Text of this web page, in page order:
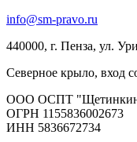
info@sm-pravo.ru
440000, г. Пенза, ул.
Северное крыло, вход
ООО ОСПТ "Щетинкин,
ОГРН 1155836002673
ИНН 5836672734